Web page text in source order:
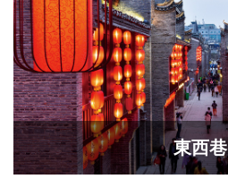
東西巷